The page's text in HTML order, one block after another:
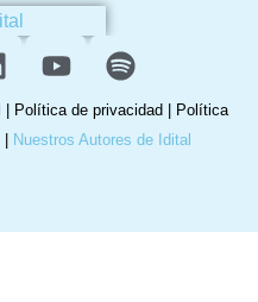
Política de privacidad
Política
Nuestros Autores de Idital